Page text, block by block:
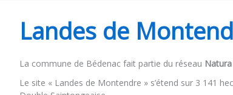
(PAS
Landes de
La commune de Bédenac fait partie du réseau
Le site « Landes de Montendre » s’étend sur 3 141